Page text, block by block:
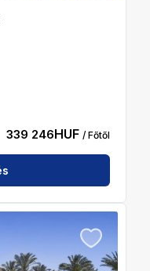
339 246HUF / Főtől